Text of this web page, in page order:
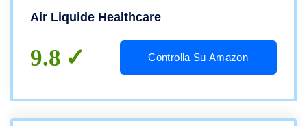
Rinowash Doccia Nasale, Nebula Spacer e
Maschera Pediatrica – Apparecchio
Nebulizzatore
Air Liquide Healthcare
9.8 Controlla Su Amazon